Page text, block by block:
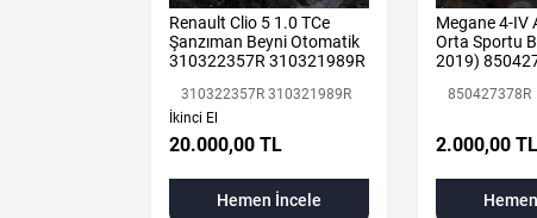
Renault Clio 5 1.0 TCe
Şanzıman Beyni Otomatik
310322357R 310321989R
310322357R 310321989R
İkinci El
20.000,00 TL
Hemen İncele
Megane 4-IV
Orta Sportu
2019)
850427378R
2.000,00 TL